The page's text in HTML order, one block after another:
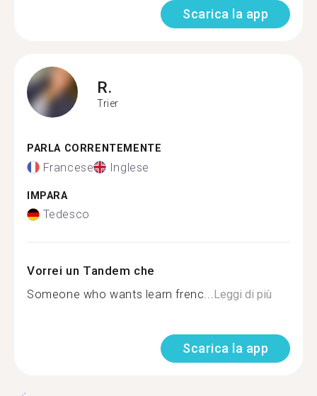
Scarica la app
R.
Trier
PARLA CORRENTEMENTE
Francese Inglese
IMPARA
Tedesco
Vorrei un Tandem che
Someone who wants learn frenc...Leggi di più
Scarica la app